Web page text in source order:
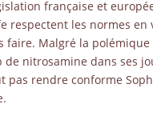
française et
respectent les normes en
faire. Malgré la polémique
nitrosamine dans ses
rendre conforme